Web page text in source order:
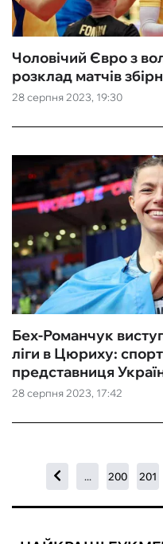
28 серпня 2023, 19:30
Чоловічий Євро з
розклад матчів
28 серпня 2023, 17:42
Бех-Романчук
ліги в Цюриху:
представниця
... 200 201